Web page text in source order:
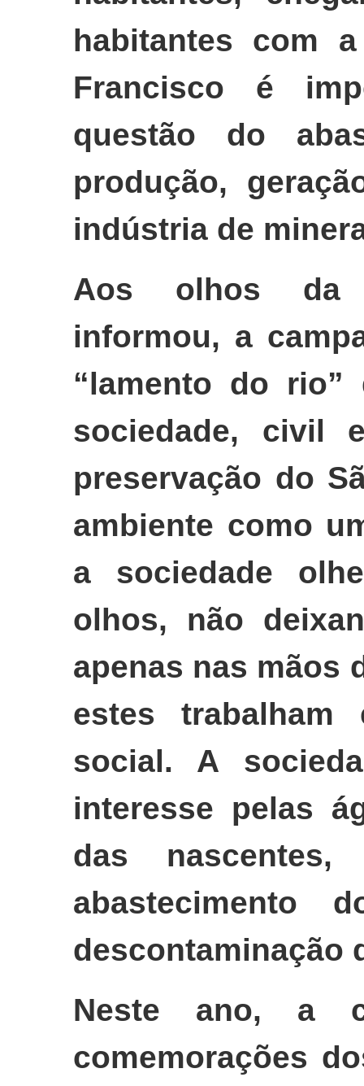
habitantes com
Francisco é
questão do
produção,
indústria de
Aos olhos da
informou, a
“lamento do
sociedade, civil
preservação do
ambiente como
a sociedade
olhos, não
apenas nas mãos
estes
social. A
interesse pelas
das
abastecimento
descontaminação
Neste ano, a
comemorações